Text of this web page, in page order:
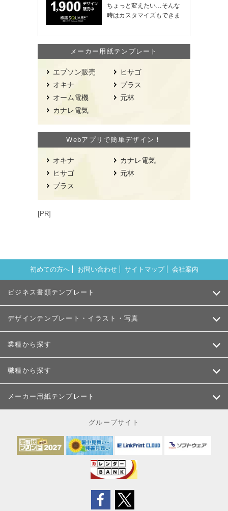
ちょっと変えたい…そんな
時はカスタマイズもできま
メーカー用紙テンプレート
エプソン販売
オキナ
オーム電機
カナレ電気
ヒサゴ
プラス
元林
Webアプリで簡単デザイン！
オキナ
ヒサゴ
プラス
カナレ電気
元林
[PR]
初めての方へ お問い合わせ サイトマップ 会社案内
ビジネス書類テンプレート
デザインテンプレート・イラスト・写真
業種から探す
職種から探す
メーカー用紙テンプレート
グループサイト